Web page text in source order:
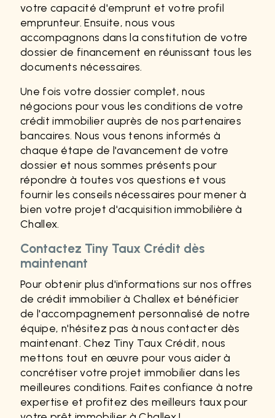
votre capacité d'emprunt et votre profil
emprunteur. Ensuite, nous vous
accompagnons dans la constitution de votre
dossier de financement en réunissant tous les
documents nécessaires.
Une fois votre dossier complet, nous
négocions pour vous les conditions de votre
crédit immobilier auprès de nos partenaires
bancaires. Nous vous tenons informés à
chaque étape de l'avancement de votre
dossier et nous sommes présents pour
répondre à toutes vos questions et vous
fournir les conseils nécessaires pour mener à
bien votre projet d'acquisition immobilière à
Challex.
Contactez Tiny Taux Crédit dès
maintenant
Pour obtenir plus d'informations sur nos offres
de crédit immobilier à Challex et bénéficier
de l'accompagnement personnalisé de notre
équipe, n'hésitez pas à nous contacter dès
maintenant. Chez Tiny Taux Crédit, nous
mettons tout en œuvre pour vous aider à
concrétiser votre projet immobilier dans les
meilleures conditions. Faites confiance à notre
expertise et profitez des meilleurs taux pour